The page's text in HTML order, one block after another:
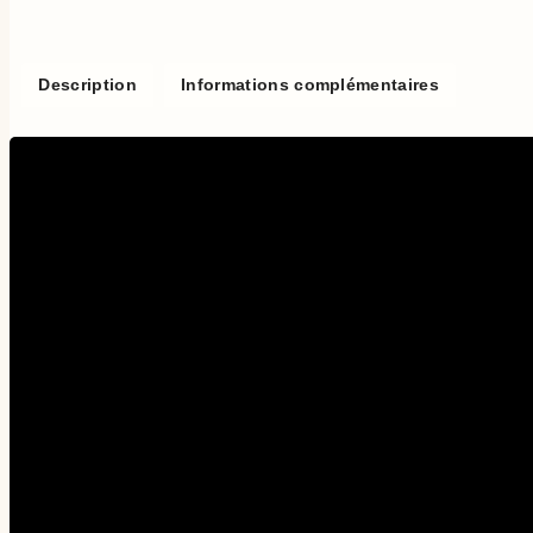
Description Informations complémentaires